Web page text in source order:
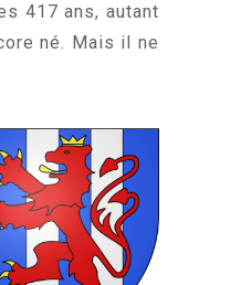
417 ans, autant
né. Mais il ne